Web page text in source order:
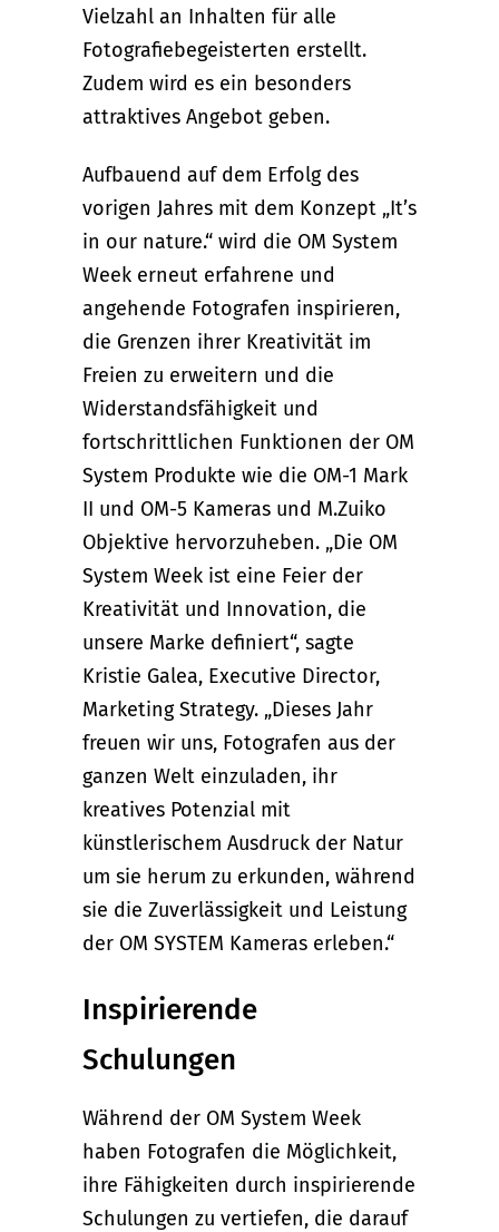
Vielzahl an Inhalten für alle
Fotografiebegeisterten erstellt.
Zudem wird es ein besonders
attraktives Angebot geben.
Aufbauend auf dem Erfolg des
vorigen Jahres mit dem Konzept „It’s
in our nature.“ wird die OM System
Week erneut erfahrene und
angehende Fotografen inspirieren,
die Grenzen ihrer Kreativität im
Freien zu erweitern und die
Widerstandsfähigkeit und
fortschrittlichen Funktionen der OM
System Produkte wie die OM-1 Mark
II und OM-5 Kameras und M.Zuiko
Objektive hervorzuheben. „Die OM
System Week ist eine Feier der
Kreativität und Innovation, die
unsere Marke definiert“, sagte
Kristie Galea, Executive Director,
Marketing Strategy. „Dieses Jahr
freuen wir uns, Fotografen aus der
ganzen Welt einzuladen, ihr
kreatives Potenzial mit
künstlerischem Ausdruck der Natur
um sie herum zu erkunden, während
sie die Zuverlässigkeit und Leistung
der OM SYSTEM Kameras erleben.“
Inspirierende
Schulungen
Während der OM System Week
haben Fotografen die Möglichkeit,
ihre Fähigkeiten durch inspirierende
Schulungen zu vertiefen, die darauf